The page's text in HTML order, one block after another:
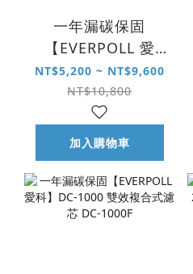
一年漏碳保固
【EVERPOLL 愛
科】DCP-3000HA
一年份濾芯組 DC-
2000F｜DC-1000F
NT$5,200 ~ NT$9,600
NT$10,800
加入購物車